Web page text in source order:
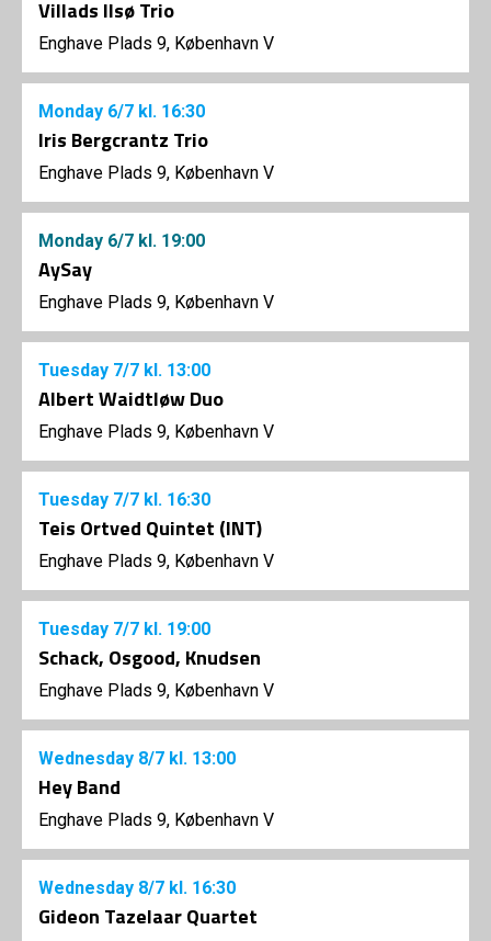
Villads Ilsø Trio
Enghave Plads 9, København V
Monday 6/7 kl. 16:30
Iris Bergcrantz Trio
Enghave Plads 9, København V
Monday 6/7 kl. 19:00
AySay
Enghave Plads 9, København V
Tuesday 7/7 kl. 13:00
Albert Waidtløw Duo
Enghave Plads 9, København V
Tuesday 7/7 kl. 16:30
Teis Ortved Quintet (INT)
Enghave Plads 9, København V
Tuesday 7/7 kl. 19:00
Schack, Osgood, Knudsen
Enghave Plads 9, København V
Wednesday 8/7 kl. 13:00
Hey Band
Enghave Plads 9, København V
Wednesday 8/7 kl. 16:30
Gideon Tazelaar Quartet